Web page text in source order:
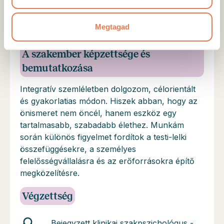
Megtagad
Mottó
Nem a múltat elemezzük, hanem az irányt
találjuk meg.
A szakember képzettsége és
bemutatkozása
Integratív szemléletben dolgozom, célorientált
és gyakorlatias módon. Hiszek abban, hogy az
önismeret nem öncél, hanem eszköz egy
tartalmasabb, szabadabb élethez. Munkám
során különös figyelmet fordítok a testi-lelki
összefüggésekre, a személyes
felelősségvállalásra és az erőforrásokra építő
megközelítésre.
Végzettség